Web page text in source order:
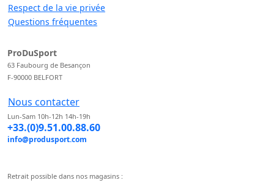
Respect de la vie privée
Questions fréquentes
ProDuSport
63 Faubourg de Besançon
F-90000 BELFORT
Nous contacter
Lun-Sam 10h-12h 14h-19h
+33.(0)9.51.00.88.60
info@produsport.com
Retrait possible dans nos magasins :